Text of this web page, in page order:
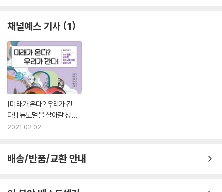
채널예스 기사 1
[미래가 온다? 우리가 간
다!] 뉴노멀을 살아갈 청소
년을 위한 열린 강좌
2021.02.02.
배송/반품/교환 안내